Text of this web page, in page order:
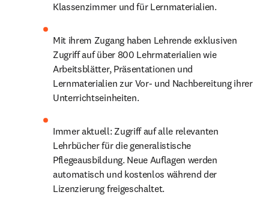
Klassenzimmer und für Lernmaterialien.
Mit ihrem Zugang haben Lehrende exklusiven
Zugriff auf über 800 Lehrmaterialien wie
Arbeitsblätter, Präsentationen und
Lernmaterialien zur Vor- und Nachbereitung ihrer
Unterrichtseinheiten.
Immer aktuell: Zugriff auf alle relevanten
Lehrbücher für die generalistische
Pflegeausbildung. Neue Auflagen werden
automatisch und kostenlos während der
Lizenzierung freigeschaltet.